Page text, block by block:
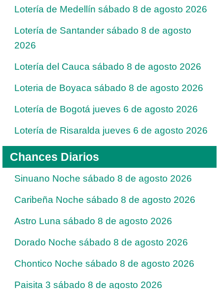
Lotería de Medellín sábado 8 de agosto 2026
Lotería de Santander sábado 8 de agosto
2026
Lotería del Cauca sábado 8 de agosto 2026
Loteria de Boyaca sábado 8 de agosto 2026
Lotería de Bogotá jueves 6 de agosto 2026
Lotería de Risaralda jueves 6 de agosto 2026
Chances Diarios
Sinuano Noche sábado 8 de agosto 2026
Caribeña Noche sábado 8 de agosto 2026
Astro Luna sábado 8 de agosto 2026
Dorado Noche sábado 8 de agosto 2026
Chontico Noche sábado 8 de agosto 2026
Paisita 3 sábado 8 de agosto 2026